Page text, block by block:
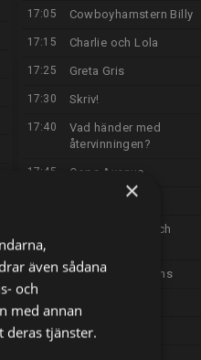
17:05 Cowboyhamstern Billy
17:15 Charlie och Lola
17:25 Greta Gris
17:30 Skriv!
17:40
Vad händer med
återvinningen?
17:45 Oops Avenue
Visste du?
Emil i Enånger och
18:05 Doktor McStuffins
18:30
18:45 Sommarlov
×
även sådana
och
med annan
tjänster.